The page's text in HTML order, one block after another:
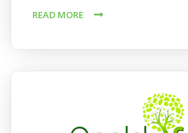
READ MORE